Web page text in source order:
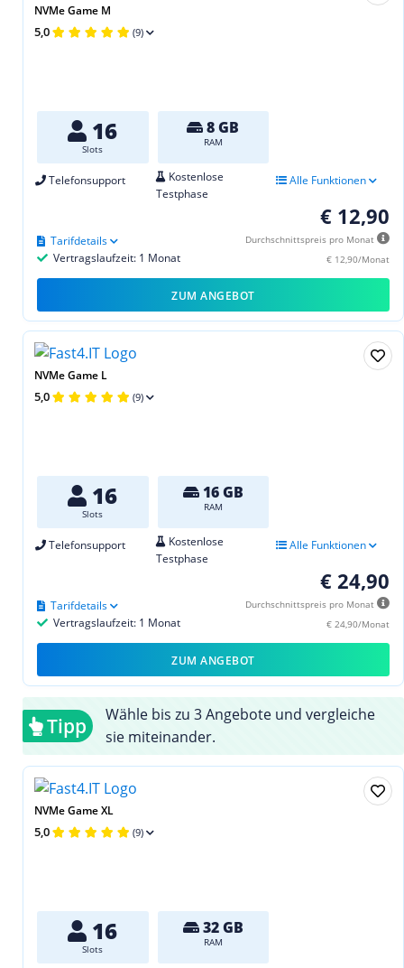
NVMe Game M
5,0 (9)
16
Slots
8 GB
RAM
Telefonsupport
Kostenlose
Testphase
Alle Funktionen
€ 12,90
Durchschnittspreis pro Monat
€ 12,90/Monat
Vertragslaufzeit: 1 Monat
Tarifdetails
ZUM ANGEBOT
NVMe Game L
5,0 (9)
16
Slots
16 GB
RAM
Telefonsupport
Kostenlose
Testphase
Alle Funktionen
€ 24,90
Durchschnittspreis pro Monat
€ 24,90/Monat
Vertragslaufzeit: 1 Monat
Tarifdetails
ZUM ANGEBOT
Tipp
Wähle bis zu 3 Angebote und vergleiche
sie miteinander.
NVMe Game XL
5,0 (9)
16
Slots
32 GB
RAM